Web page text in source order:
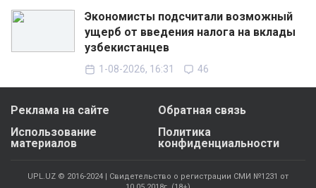
Экономисты подсчитали возможный
ущерб от введения налога на вклады
узбекистанцев
1-08-2026, 16:31 46
Реклама на сайте
Обратная связь
Использование
материалов
Политика
конфиденциальности
UPL.UZ © 2016-2024 | Свидетельство о регистрации СМИ №1231 от